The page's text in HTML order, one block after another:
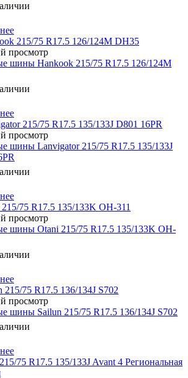
просмотр
шины Hankook 215/75 R17.5 126/124M
просмотр
шины Lanvigator 215/75 R17.5 135/133J
просмотр
шины Otani 215/75 R17.5 135/133K OH-
просмотр
шины Sailun 215/75 R17.5 136/134J S702